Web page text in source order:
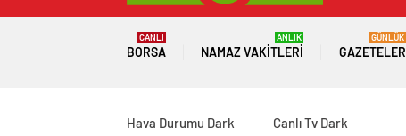
BORSA
CANLI
NAMAZ VAKITLERI
ANLIK
GAZETELER
GÜNLÜK
Hava Durumu Dark Canlı Tv Dark